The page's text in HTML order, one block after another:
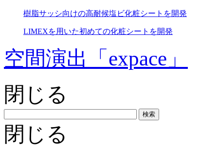
樹脂サッシ向けの高耐候塩ビ化粧シートを開発
LIMEXを用いた初めての化粧シートを開発
空間演出「expace」
閉じる
検索
閉じる